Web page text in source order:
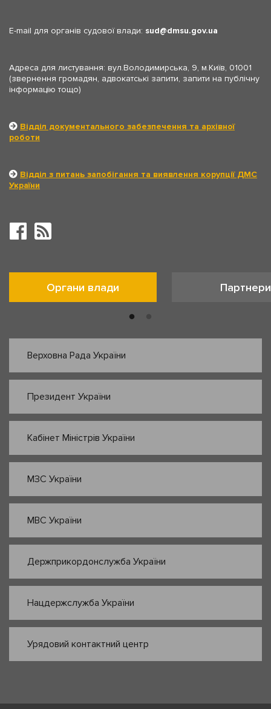
E-mail для органів судової влади: sud dmsu.gov.ua
Адреса для листування: вул.Володимирська, 9, м.Київ, 01001
(звернення громадян, адвокатські запити, запити на публічну
інформацію тощо)
Відділ документального забезпечення та архівної
роботи
Відділ з питань запобігання та виявлення корупції ДМС
України
Органи влади Партнери
Верховна Рада України
Президент України
Кабінет Міністрів України
МЗС України
МВС України
Держприкордонслужба України
Нацдержслужба України
Урядовий контактний центр